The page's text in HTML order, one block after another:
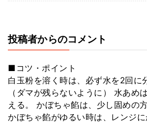
投稿者からのコメント
■コツ・ポイント
白玉粉を溶く時は、必ず水を2回に
（ダマが残らないように） 水あめ
える。 かぼちゃ餡は、少し固めの
かぼちゃ餡がゆるい時は、レンジ